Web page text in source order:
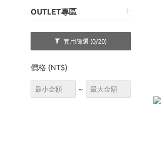
OUTLET專區
套用篩選 (0/20)
價格 (NT$)
~